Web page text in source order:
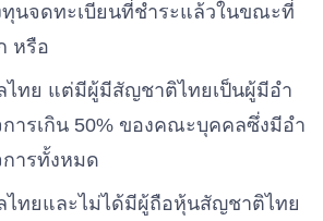
ทุนจดทะเบียนที่ชำระแล้วในขณะที่
หรือ
ไทย แต่มีผู้มีสัญชาติไทยเป็นผู้มีอํา
ารเกิน 50% ของคณะบุคคลซึ่งมีอํา
ารทั้งหมด
ไทยและไม่ได้มีผู้ถือหุ้นสัญชาติไทย